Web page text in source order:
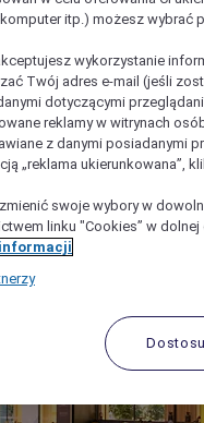
itp.) możesz wybrać
wykorzystanie
Twój adres e-mail (jeśli
dotyczącymi
reklamy w witrynach
z danymi posiadanymi
„reklama ukierunkowana”,
swoje wybory w
linku "Cookies” w dolnej